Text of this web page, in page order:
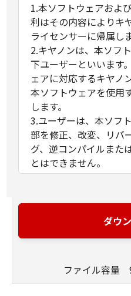
1.本ソフトウェアおよ
利はその内容によりキ
ライセンサーに帰属しま
2.キヤノンは、本ソフ
下ユーザーといいます
ェアに対応するキヤノ
本ソフトウェアを使用
します。
3.ユーザーは、本ソフ
部を修正、改変、リバ
グ、逆コンパイルまた
とはできません。
4.キヤノン、キヤノン
ソフトウェアがユーザ
適当であること、もし
5.キヤノン、キヤノン
ダウ
ファイル容量